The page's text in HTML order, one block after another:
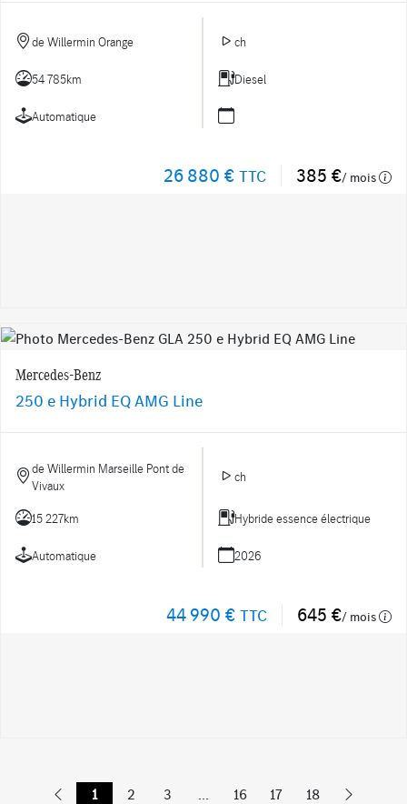
de Willermin Orange ch
54 785km Diesel
Automatique
26 880 € TTC 385 €/ mois
Mercedes-Benz
250 e Hybrid EQ AMG Line
de Willermin Marseille Pont de
Vivaux
ch
15 227km Hybride essence électrique
Automatique 2026
44 990 € TTC 645 €/ mois
1 2 3 ... 16 17 18